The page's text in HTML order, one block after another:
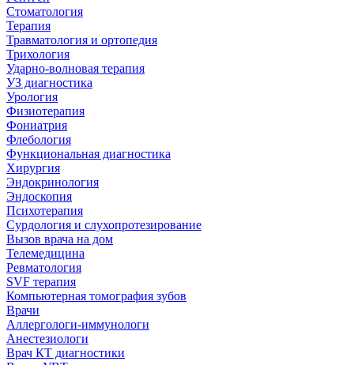
Стоматология
Терапия
Травматология и ортопедия
Трихология
Ударно-волновая терапия
УЗ диагностика
Урология
Физиотерапия
Фониатрия
Флебология
Функциональная диагностика
Хирургия
Эндокринология
Эндоскопия
Психотерапия
Сурдология и слухопротезирование
Вызов врача на дом
Телемедицина
Ревматология
SVF терапия
Компьютерная томография зубов
Врачи
Аллергологи-иммунологи
Анестезиологи
Врач КТ диагностики